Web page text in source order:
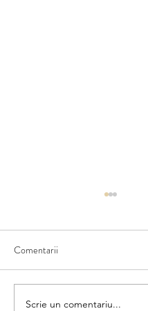
Matematica din umbră
Comentarii
Scrie un comentariu...